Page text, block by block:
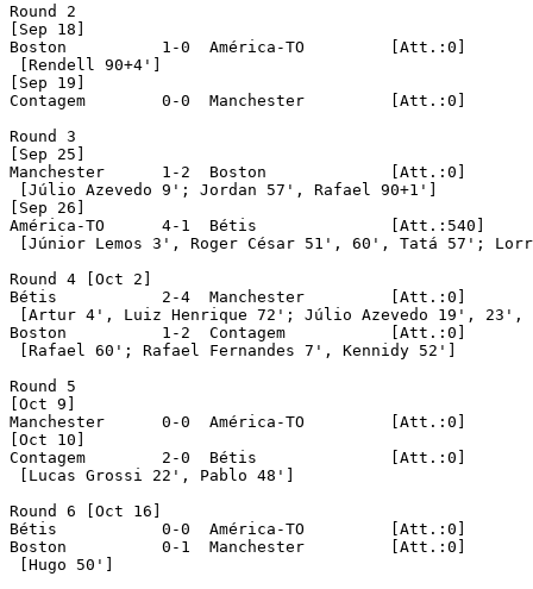
Round 2
[Sep 18]
Boston		1-0  América-TO		[Att.:0]
[Rendell 90+4']
[Sep 19]
Contagem	0-0  Manchester		[Att.:0]
Round 3
[Sep 25]
Manchester	1-2  Boston		[Att.:0]
[Júlio Azevedo 9'; Jordan 57', Rafael 90+1']
[Sep 26]
América-TO	4-1  Bétis		[Att.:540]
[Júnior Lemos 3', Roger César 51', 60', Tatá 57';
Round 4 [Oct 2]
Bétis		2-4  Manchester		[Att.:0]
[Artur 4', Luiz Henrique 72'; Júlio Azevedo 19', 23',
Boston		1-2  Contagem		[Att.:0]
[Rafael 60'; Rafael Fernandes 7', Kennidy 52']
Round 5
[Oct 9]
Manchester	0-0  América-TO		[Att.:0]
[Oct 10]
Contagem	2-0  Bétis		[Att.:0]
[Lucas Grossi 22', Pablo 48']
Round 6 [Oct 16]
Bétis		0-0  América-TO		[Att.:0]
Boston		0-1  Manchester		[Att.:0]
[Hugo 50']